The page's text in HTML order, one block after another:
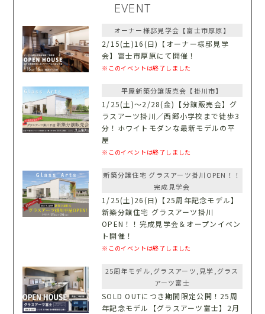
EVENT
オーナー様邸見学会【富士市厚原】
2/15(土)16(日)【オーナー様邸見学
会】富士市厚原にて開催！
※このイベントは終了しました
平屋新築分譲販売会【掛川市】
1/25(土)〜2/28(金)【分譲販売会】グ
ラスアーツ掛川／西郷小学校まで徒歩3
分！ホワイトモダンな最新モデルの平
屋
※このイベントは終了しました
新築分譲住宅 グラスアーツ掛川OPEN！！
完成見学会
1/25(土)26(日)【25周年記念モデル】
新築分譲住宅 グラスアーツ掛川
OPEN！！完成見学会＆オープンイベン
ト開催！
※このイベントは終了しました
25周年モデル,グラスアーツ,見学,グラス
アーツ富士
SOLD OUTにつき期間限定公開！25周
年記念モデル【グラスアーツ富士】2月